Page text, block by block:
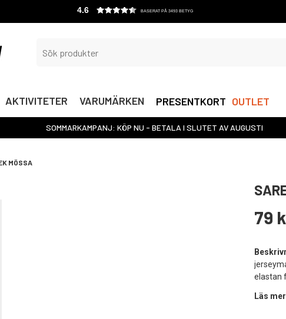
4.6 BASERAT PÅ 3493 BETYG
AKTIVITETER VARUMÄRKEN PRESENTKORT OUTLET
SOMMARKAMPANJ: KÖP NU - BETALA I SLUTET AV AUGUSTI
MÖSSA
79
elastan
Läs